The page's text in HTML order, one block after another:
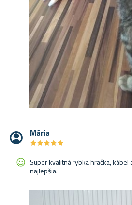
Mária
★★★★★
★★★★★
Super kvalitná rybka hračka, kábel
najlepšia.